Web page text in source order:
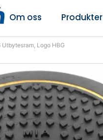
Om oss Produkter
Logo HBG